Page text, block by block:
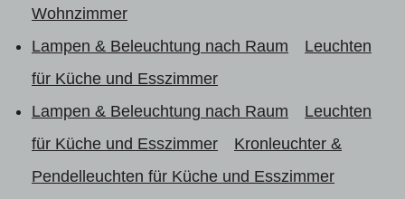
Wohnzimmer
Lampen & Beleuchtung nach Raum
Leuchten
für Küche und Esszimmer
Lampen & Beleuchtung nach Raum
Leuchten
für Küche und Esszimmer
Kronleuchter &
Pendelleuchten für Küche und Esszimmer